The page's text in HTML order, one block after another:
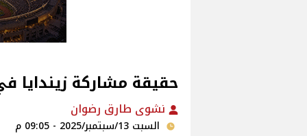
حقيقة مشاركة
نشوى طارق رضوان
السبت 13/سبتمبر/2025 - 09:05 م